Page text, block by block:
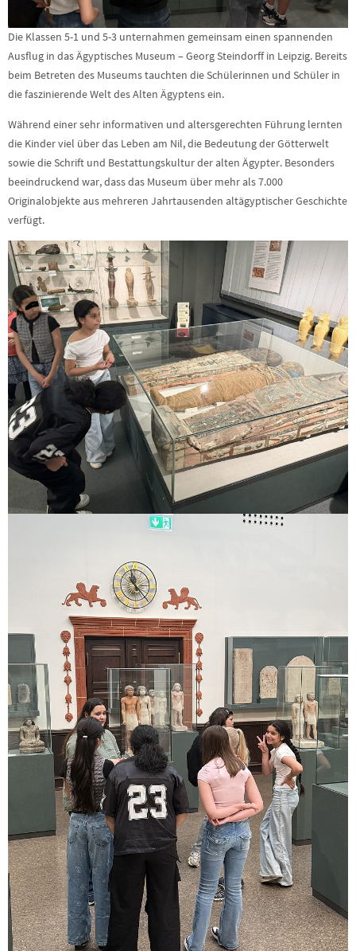
Die Klassen 5-1 und 5-3 unternahmen gemeinsam einen spannenden
Ausflug in das Ägyptisches Museum – Georg Steindorff in Leipzig. Bereits
beim Betreten des Museums tauchten die Schülerinnen und Schüler in
die faszinierende Welt des Alten Ägyptens ein.
Während einer sehr informativen und altersgerechten Führung lernten
die Kinder viel über das Leben am Nil, die Bedeutung der Götterwelt
sowie die Schrift und Bestattungskultur der alten Ägypter. Besonders
beeindruckend war, dass das Museum über mehr als 7.000
Originalobjekte aus mehreren Jahrtausenden altägyptischer Geschichte
verfügt.